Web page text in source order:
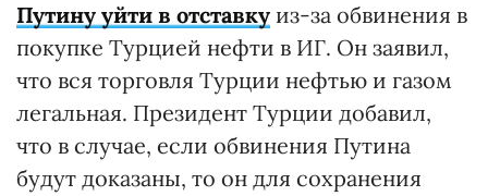
Путину уйти в отставку из-за обвинения в
покупке Турцией нефти в ИГ. Он заявил,
что вся торговля Турции нефтью и газом
легальная. Президент Турции добавил,
что в случае, если обвинения Путина
будут доказаны, то он для сохранения